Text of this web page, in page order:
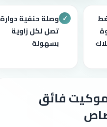
✓ وصلة حنفية دوارة
تصل لكل زاوية
بسهولة
فائق